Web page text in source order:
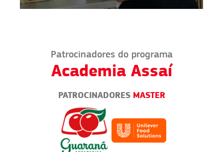
Patrocinadores do programa
Academia Assaí
PATROCINADORES MASTER